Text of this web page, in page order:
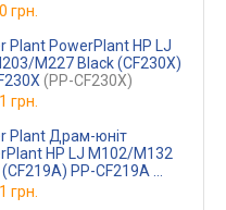
грн.
HP LJ
M227 Black (CF230X)
(PP-CF230X)
грн.
Plant Драм-юніт
LJ M102/M132
(CF219A) PP-CF219A
грн.